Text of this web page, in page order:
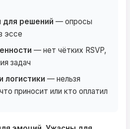
для решений — опросы
эссе
— нет чётких RSVP,
задач
логистики — нельзя
приносит или кто оплатил